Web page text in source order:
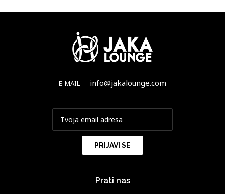
E-MAIL info@jakalounge.com
Prati nas